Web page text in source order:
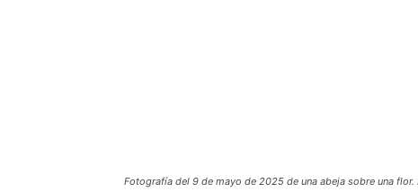
Fotografía del 9 de mayo de 2025 de una abeja sobre una flor.